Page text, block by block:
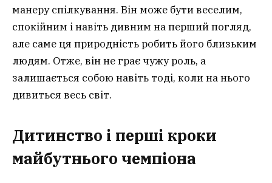
манеру спілкування. Він може бути веселим,
спокійним і навіть дивним на перший погляд,
але саме ця природність робить його близьким
людям. Отже, він не грає чужу роль, а
залишається собою навіть тоді, коли на нього
дивиться весь світ.
Дитинство і перші кроки
майбутнього чемпіона